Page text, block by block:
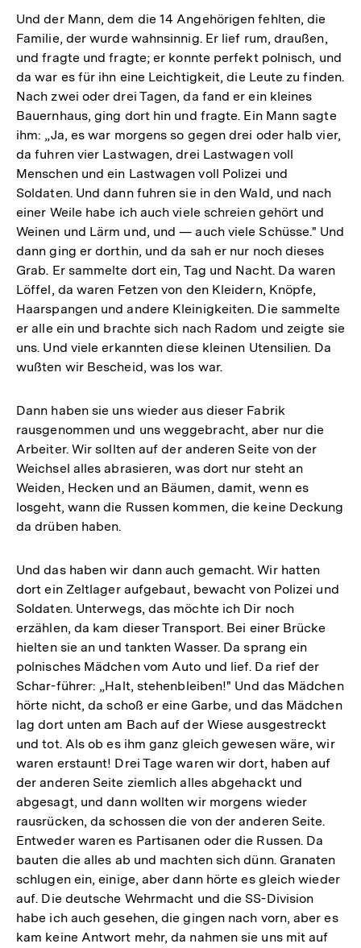
Und der Mann, dem die 14 Angehörigen fehlten, die
Familie, der wurde wahnsinnig. Er lief rum, draußen,
und fragte und fragte; er konnte perfekt polnisch, und
da war es für ihn eine Leichtigkeit, die Leute zu finden.
Nach zwei oder drei Tagen, da fand er ein kleines
Bauernhaus, ging dort hin und fragte. Ein Mann sagte
ihm: „Ja, es war morgens so gegen drei oder halb vier,
da fuhren vier Lastwagen, drei Lastwagen voll
Menschen und ein Lastwagen voll Polizei und
Soldaten. Und dann fuhren sie in den Wald, und nach
einer Weile habe ich auch viele schreien gehört und
Weinen und Lärm und, und — auch viele Schüsse." Und
dann ging er dorthin, und da sah er nur noch dieses
Grab. Er sammelte dort ein, Tag und Nacht. Da waren
Löffel, da waren Fetzen von den Kleidern, Knöpfe,
Haarspangen und andere Kleinigkeiten. Die sammelte
er alle ein und brachte sich nach Radom und zeigte sie
uns. Und viele erkannten diese kleinen Utensilien. Da
wußten wir Bescheid, was los war.
Dann haben sie uns wieder aus dieser Fabrik
rausgenommen und uns weggebracht, aber nur die
Arbeiter. Wir sollten auf der anderen Seite von der
Weichsel alles abrasieren, was dort nur steht an
Weiden, Hecken und an Bäumen, damit, wenn es
losgeht, wann die Russen kommen, die keine Deckung
da drüben haben.
Und das haben wir dann auch gemacht. Wir hatten
dort ein Zeltlager aufgebaut, bewacht von Polizei und
Soldaten. Unterwegs, das möchte ich Dir noch
erzählen, da kam dieser Transport. Bei einer Brücke
hielten sie an und tankten Wasser. Da sprang ein
polnisches Mädchen vom Auto und lief. Da rief der
Schar-führer: „Halt, stehenbleiben!" Und das Mädchen
hörte nicht, da schoß er eine Garbe, und das Mädchen
lag dort unten am Bach auf der Wiese ausgestreckt
und tot. Als ob es ihm ganz gleich gewesen wäre, wir
waren erstaunt! Drei Tage waren wir dort, haben auf
der anderen Seite ziemlich alles abgehackt und
abgesagt, und dann wollten wir morgens wieder
rausrücken, da schossen die von der anderen Seite.
Entweder waren es Partisanen oder die Russen. Da
bauten die alles ab und machten sich dünn. Granaten
schlugen ein, einige, aber dann hörte es gleich wieder
auf. Die deutsche Wehrmacht und die SS-Division
habe ich auch gesehen, die gingen nach vorn, aber es
kam keine Antwort mehr, da nahmen sie uns mit aufZum